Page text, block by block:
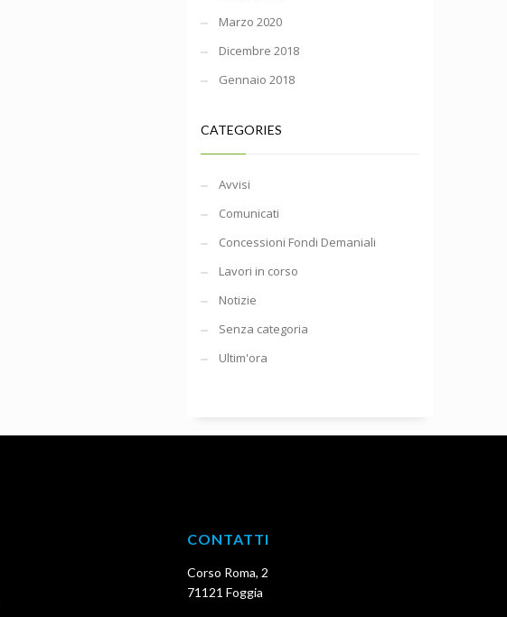
Marzo 2020
Dicembre 2018
Gennaio 2018
CATEGORIES
Avvisi
Comunicati
Concessioni Fondi Demaniali
Lavori in corso
Notizie
Senza categoria
Ultim'ora
CONTATTI
Corso Roma, 2
71121 Foggia